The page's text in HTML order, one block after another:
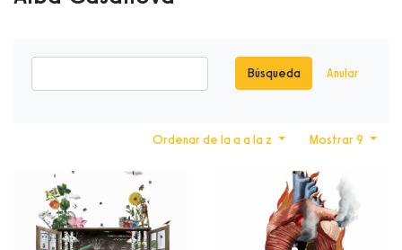
Búsqueda Anular
Mostrar 9
Ordenar de la a a la z